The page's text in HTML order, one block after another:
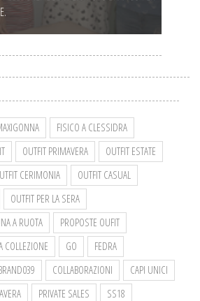
FISICO A CLESSIDRA
OUTFIT PRIMAVERA
OUTFIT ESTATE
CERIMONIA
OUTFIT CASUAL
OUTFIT PER LA SERA
A RUOTA
PROPOSTE OUFIT
COLLEZIONE GO
FEDRA
COLLABORAZIONI
CAPI UNICI
PRIVATE SALES
SS18